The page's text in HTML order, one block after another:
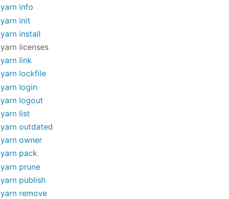
yarn info
yarn init
yarn install
yarn licenses
yarn link
yarn lockfile
yarn login
yarn logout
yarn list
yarn outdated
yarn owner
yarn pack
yarn prune
yarn publish
yarn remove